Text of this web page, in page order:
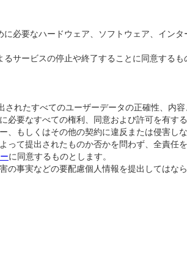
必要なハードウェア、ソフトウェア、イン
サービスの停止や終了することに同意するも
れたすべてのユーザーデータの正確性、内
要なすべての権利、同意および許可を有す
もしくはその他の契約に違反または侵害し
て提出されたものか否かを問わず、全責任を
に同意するものとします。
事実などの要配慮個人情報を提出しては